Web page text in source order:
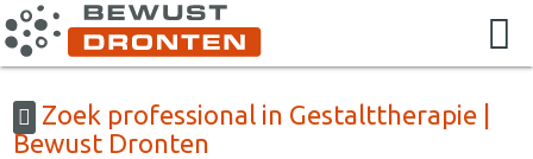
Zoek professional in Gestalttherapie |
Bewust Dronten